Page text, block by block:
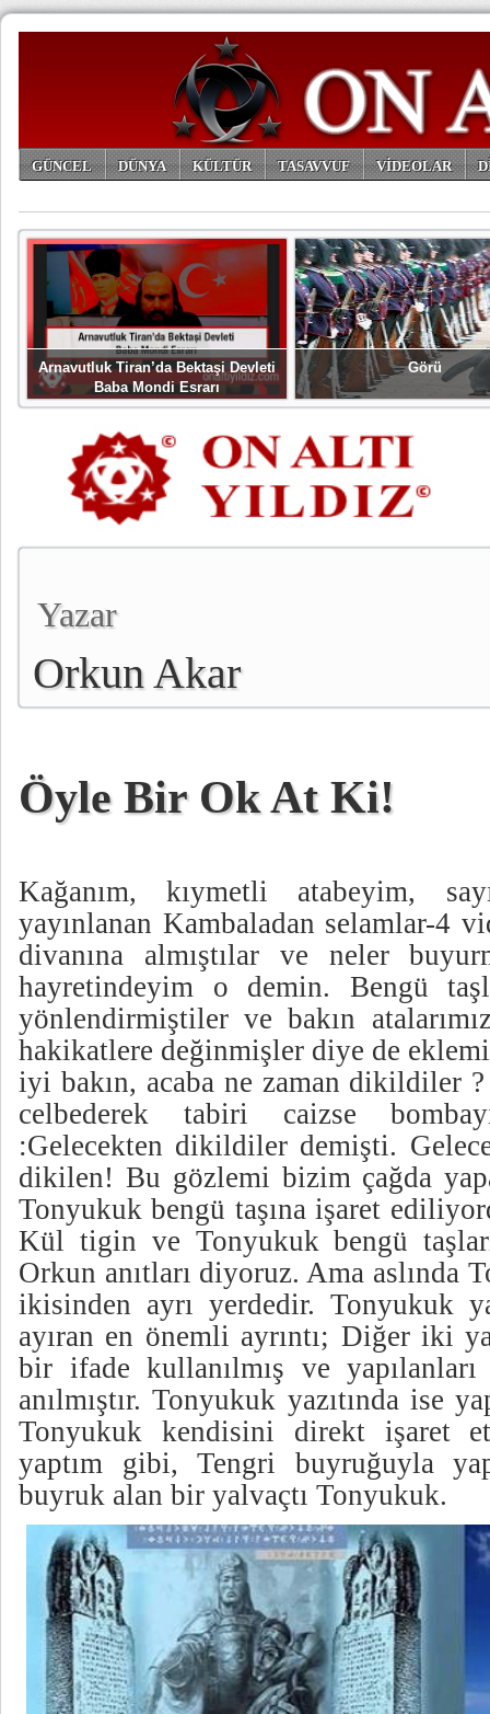
GÜNCEL DÜNYA KÜLTÜR TASAVVUF VİDEOLAR
Arnavutluk Tiran’da Bektaşi Devleti
Baba Mondi Esrarı
Görü
Yazar
Orkun Akar
Öyle Bir Ok At Ki!
Kağanım, kıymetli atabeyim,
yayınlanan Kambaladan selamlar-4
divanına almıştılar ve neler
hayretindeyim o demin. Bengü
yönlendirmiştiler ve bakın
hakikatlere değinmişler diye de
iyi bakın, acaba ne zaman dikildiler ?
celbederek tabiri caizse
:Gelecekten dikildiler demişti.
dikilen! Bu gözlemi bizim çağda
Tonyukuk bengü taşına işaret
Kül tigin ve Tonyukuk bengü
Orkun anıtları diyoruz. Ama aslında
ikisinden ayrı yerdedir. Tonyukuk
ayıran en önemli ayrıntı; Diğer iki
bir ifade kullanılmış ve
anılmıştır. Tonyukuk yazıtında ise
Tonyukuk kendisini direkt işaret
yaptım gibi, Tengri buyruğuyla
buyruk alan bir yalvaçtı Tonyukuk.